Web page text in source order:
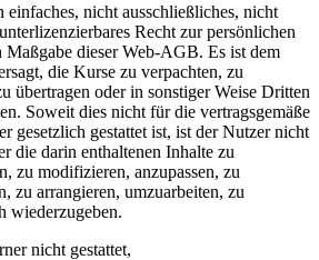
einfaches, nicht ausschließliches, nicht
Recht zur persönlichen
dieser Web-AGB. Es ist dem
die Kurse zu verpachten, zu
übertragen oder in sonstiger Weise Dritten
Soweit dies nicht für die vertragsgemäße
gesetzlich gestattet ist, ist der Nutzer nicht
die darin enthaltenen Inhalte zu
zu modifizieren, anzupassen, zu
zu arrangieren, umzuarbeiten, zu
wiederzugeben.
nicht gestattet,